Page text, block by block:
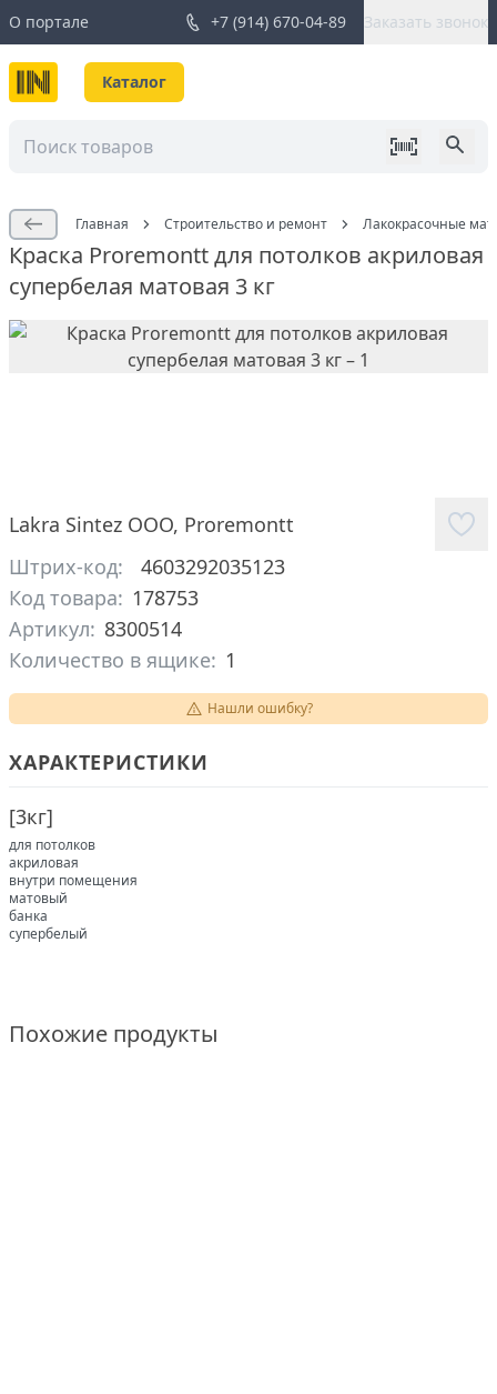
О портале +7 (914) 670-04-89 Заказать звонок
Каталог
Главная Строительство и ремонт Лакокрасочные
Краска Proremontt для потолков акриловая
супербелая матовая 3 кг
Lakra Sintez ООО, Proremontt
Штрих-код:
4603292035123
Код товара: 178753
Артикул: 8300514
Количество в ящике: 1
Нашли ошибку?
ХАРАКТЕРИСТИКИ
[3кг]
для потолков
акриловая
внутри помещения
матовый
банка
супербелый
Похожие продукты